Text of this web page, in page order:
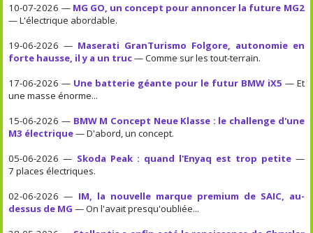
10-07-2026 — MG GO, un concept pour annoncer la future MG2
— L'électrique abordable.
19-06-2026 — Maserati GranTurismo Folgore, autonomie en
forte hausse, il y a un truc— Comme sur les tout-terrain.
17-06-2026 — Une batterie géante pour le futur BMW iX5 — Et
une masse énorme...
15-06-2026 — BMW M Concept Neue Klasse : le challenge d'une
M3 électrique— D'abord, un concept.
05-06-2026 — Skoda Peak : quand l'Enyaq est trop petite—
7 places électriques.
02-06-2026 — IM, la nouvelle marque premium de SAIC, au-
dessus de MG — On l'avait presqu'oubliée...